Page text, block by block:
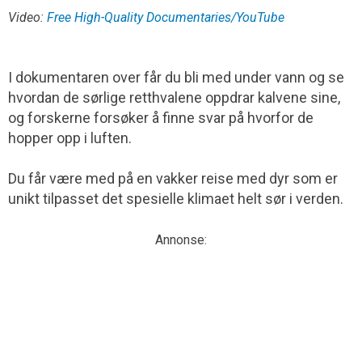
Video: Free High-Quality Documentaries/YouTube
I dokumentaren over får du bli med under vann og se
hvordan de sørlige retthvalene oppdrar kalvene sine,
og forskerne forsøker å finne svar på hvorfor de
hopper opp i luften.
Du får være med på en vakker reise med dyr som er
unikt tilpasset det spesielle klimaet helt sør i verden.
Annonse: